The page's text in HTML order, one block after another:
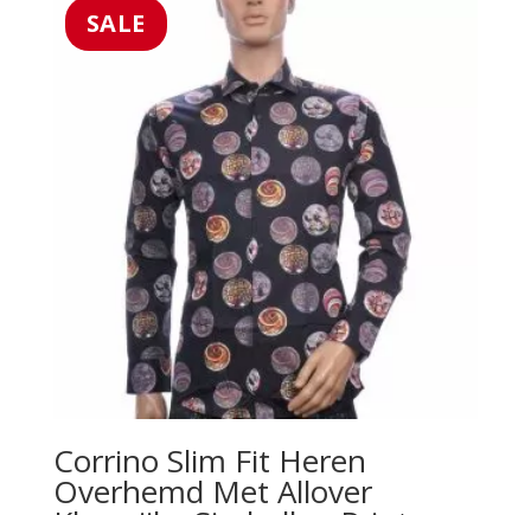
€89.99.€45.99.
SALE
Corrino Slim Fit Heren
Overhemd Met Allover